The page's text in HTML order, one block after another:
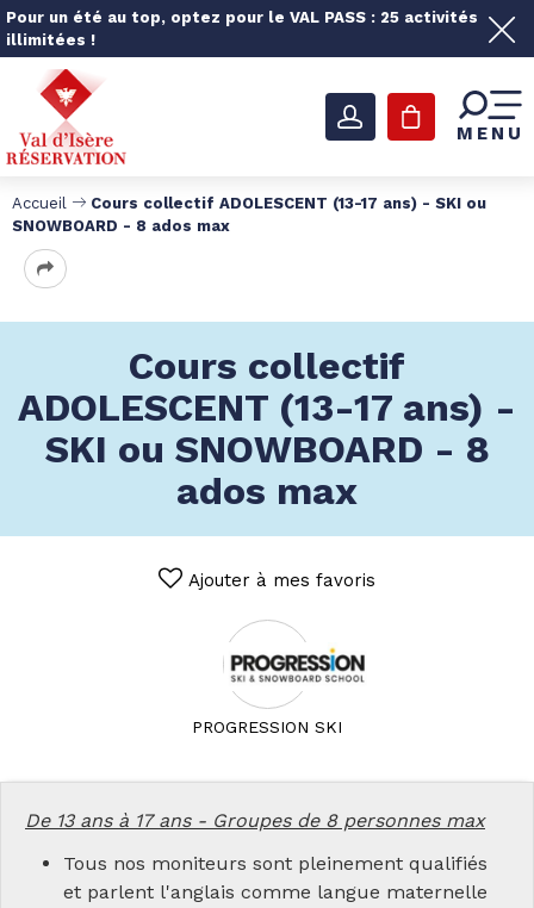
Pour un été au top, optez pour le VAL PASS : 25 activités
illimitées !
MENU
Accueil
Cours collectif ADOLESCENT (13-17 ans) - SKI ou
SNOWBOARD - 8 ados max
Cours collectif
ADOLESCENT (13-17 ans) -
SKI ou SNOWBOARD - 8
ados max
Ajouter à mes favoris
PROGRESSION SKI
De 13 ans à 17 ans - Groupes de 8 personnes max
Tous nos moniteurs sont pleinement qualifiés
et parlent l'anglais comme langue maternelle